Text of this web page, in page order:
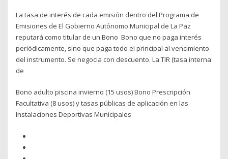
La tasa de interés de cada emisión dentro del Programa de
Emisiones de El Gobierno Autónomo Municipal de La Paz
reputará como titular de un Bono Bono que no paga interés
periódicamente, sino que paga todo el principal al vencimiento
del instrumento. Se negocia con descuento. La TIR (tasa interna
de
Bono adulto piscina invierno (15 usos) Bono Prescripción
Facultativa (8 usos) y tasas públicas de aplicación en las
Instalaciones Deportivas Municipales